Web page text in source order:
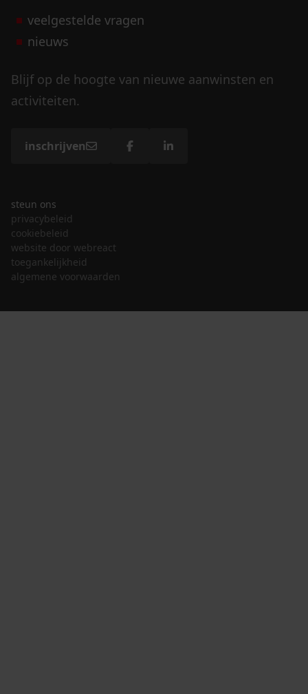
veelgestelde vragen
nieuws
Blijf op de hoogte van nieuwe aanwinsten en
activiteiten.
inschrijven
steun ons
privacybeleid
cookiebeleid
website door webreact
toegankelijkheid
algemene voorwaarden